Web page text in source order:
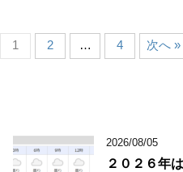
1 2 … 4 次へ »
2026/08/05
２０２６年